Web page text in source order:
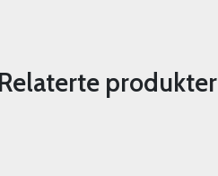
Relaterte produkter